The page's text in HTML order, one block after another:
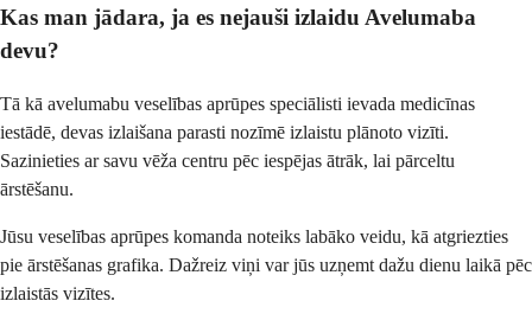
Kas man jādara, ja es nejauši izlaidu Avelumaba
devu?
Tā kā avelumabu veselības aprūpes speciālisti ievada medicīnas
iestādē, devas izlaišana parasti nozīmē izlaistu plānoto vizīti.
Sazinieties ar savu vēža centru pēc iespējas ātrāk, lai pārceltu
ārstēšanu.
Jūsu veselības aprūpes komanda noteiks labāko veidu, kā atgriezties
pie ārstēšanas grafika. Dažreiz viņi var jūs uzņemt dažu dienu laikā pēc
izlaistās vizītes.